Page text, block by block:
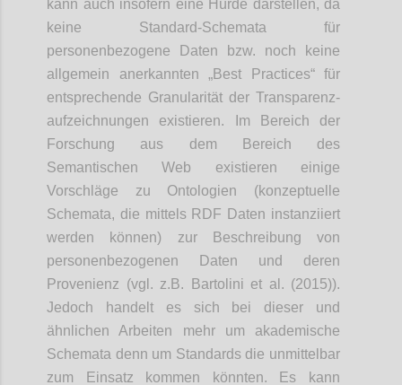
kann auch insofern eine Hürde darstellen, da
keine Standard-Schemata für
personenbezogene Daten bzw. noch keine
allgemein anerkannten „Best Practices“ für
entsprechende Granularität der Transparenz-
aufzeichnungen existieren. Im Bereich der
Forschung aus dem Bereich des
Semantischen Web existieren einige
Vorschläge zu Ontologien (konzeptuelle
Schemata, die mittels RDF Daten instanziiert
werden können) zur Beschreibung von
personenbezogenen Daten und deren
Provenienz (vgl. z.B. Bartolini et al. (2015)).
Jedoch handelt es sich bei dieser und
ähnlichen Arbeiten mehr um akademische
Schemata denn um Standards die unmittelbar
zum Einsatz kommen könnten. Es kann